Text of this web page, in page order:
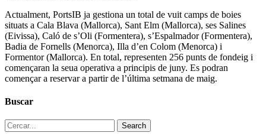
Actualment, PortsIB ja gestiona un total de vuit camps de boies
situats a Cala Blava (Mallorca), Sant Elm (Mallorca), ses Salines
(Eivissa), Caló de s’Oli (Formentera), s’Espalmador (Formentera),
Badia de Fornells (Menorca), Illa d’en Colom (Menorca) i
Formentor (Mallorca). En total, representen 256 punts de fondeig i
començaran la seua operativa a principis de juny. Es podran
començar a reservar a partir de l’última setmana de maig.
Buscar
Search